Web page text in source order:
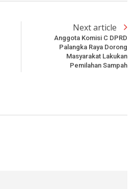
Next article
Anggota Komisi C DPRD
Palangka Raya Dorong
Masyarakat Lakukan
Pemilahan Sampah